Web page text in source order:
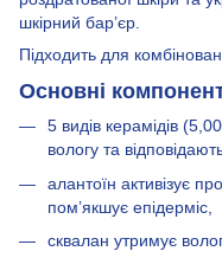
шкірний бар’єр.
Підходить для
Основні
5 видів керамідів
вологу та
алантоїн активізує
пом’якшує епідерміс,
сквалан утримує